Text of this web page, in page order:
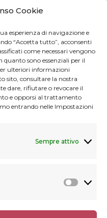
Cookie
esperienza di navigazione e
“Accetta tutto”, acconsenti
come necessari vengono
sono essenziali per il
ulteriori informazioni
sito, consultare la nostra
dare, rifiutare o revocare il
e opporsi al trattamento
entrando nelle Impostazioni
Sempre attivo
viene aggiornato
può pertanto
ai sensi della